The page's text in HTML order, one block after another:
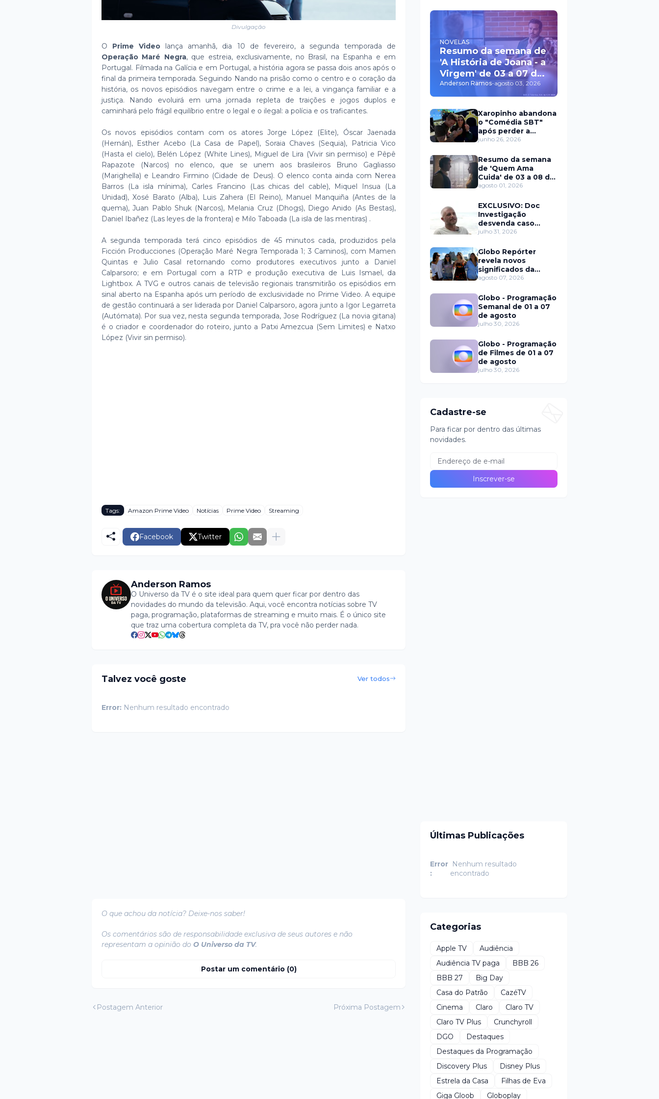
Divulgação
O Prime Video lança amanhã, dia 10 de fevereiro, a segunda temporada de
Operação Maré Negra, que estreia, exclusivamente, no Brasil, na Espanha e em
Portugal. Filmada na Galícia e em Portugal, a história agora se passa dois anos após o
final da primeira temporada. Seguindo Nando na prisão como o centro e o coração da
história, os novos episódios navegam entre o crime e a lei, a vingança familiar e a
justiça. Nando evoluirá em uma jornada repleta de traições e jogos duplos e
caminhará pelo frágil equilíbrio entre o legal e o ilegal: a polícia e os traficantes.
Os novos episódios contam com os atores Jorge López (Elite), Óscar Jaenada
(Hernán), Esther Acebo (La Casa de Papel), Soraia Chaves (Sequia), Patricia Vico
(Hasta el cielo), Belén López (White Lines), Miguel de Lira (Vivir sin permiso) e Pêpê
Rapazote (Narcos) no elenco, que se unem aos brasileiros Bruno Gagliasso
(Marighella) e Leandro Firmino (Cidade de Deus). O elenco conta ainda com Nerea
Barros (La isla mínima), Carles Francino (Las chicas del cable), Miquel Insua (La
Unidad), Xosé Barato (Alba), Luis Zahera (El Reino), Manuel Manquiña (Antes de la
quema), Juan Pablo Shuk (Narcos), Melania Cruz (Dhogs), Diego Anido (As Bestas),
Daniel Ibañez (Las leyes de la frontera) e Milo Taboada (La isla de las mentiras) .
A segunda temporada terá cinco episódios de 45 minutos cada, produzidos pela
Ficción Producciones (Operação Maré Negra Temporada 1; 3 Caminos), com Mamen
Quintas e Julio Casal retornando como produtores executivos junto a Daniel
Calparsoro; e em Portugal com a RTP e produção executiva de Luis Ismael, da
Lightbox. A TVG e outros canais de televisão regionais transmitirão os episódios em
sinal aberto na Espanha após um período de exclusividade no Prime Video. A equipe
de gestão continuará a ser liderada por Daniel Calparsoro, agora junto a Igor Legarreta
(Autómata). Por sua vez, nesta segunda temporada, Jose Rodríguez (La novia gitana)
é o criador e coordenador do roteiro, junto a Patxi Amezcua (Sem Limites) e Natxo
López (Vivir sin permiso).
Tags: Amazon Prime Video Notícias Prime Video Streaming
Facebook Twitter
Anderson Ramos
O Universo da TV é o site ideal para quem quer ficar por dentro das
novidades do mundo da televisão. Aqui, você encontra notícias sobre TV
paga, programação, plataformas de streaming e muito mais. É o único site
que traz uma cobertura completa da TV, pra você não perder nada.
Talvez você goste Ver todos
Error: Nenhum resultado encontrado
O que achou da notícia? Deixe-nos saber!
Os comentários são de responsabilidade exclusiva de seus autores e não
representam a opinião do O Universo da TV.
Postar um comentário (0)
Postagem Anterior Próxima Postagem
NOVELAS
Resumo da semana de
'A História de Joana - a
Virgem' de 03 a 07 de
agosto
Anderson Ramos-agosto 03, 2026
Xaropinho abandona
o "Comédia SBT"
após perder a
paciência com Sarro
junho 26, 2026
Resumo da semana
de 'Quem Ama
Cuida' de 03 a 08 de
agosto
agosto 01, 2026
EXCLUSIVO: Doc
Investigação
desvenda caso
Eduardo Martins e
trás de fraude
internacional
julho 31, 2026
Globo Repórter
revela novos
significados da
solteirice no Brasil e
nos relacionamentos
agosto 07, 2026
Globo - Programação
Semanal de 01 a 07
de agosto
julho 30, 2026
Globo - Programação
de Filmes de 01 a 07
de agosto
julho 30, 2026
Cadastre-se
Para ficar por dentro das últimas
novidades.
Últimas Publicações
Error
:
Nenhum resultado
encontrado
Categorias
Apple TV
Audiência
Audiência TV paga
BBB 26
BBB 27
Big Day
Casa do Patrão
CazéTV
Cinema
Claro
Claro TV
Claro TV Plus
Crunchyroll
DGO
Destaques
Destaques da Programação
Discovery Plus
Disney Plus
Estrela da Casa
Filhas de Eva
Giga Gloob
Globoplay